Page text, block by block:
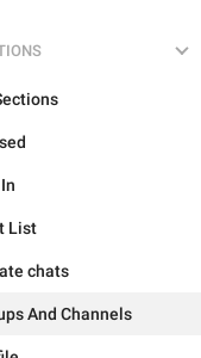
List
chats
And Channels